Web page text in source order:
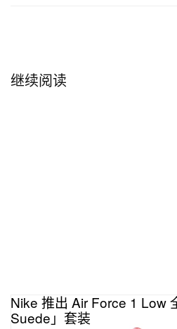
继续阅读
Nike 推出 Air Force 1 Low
Suede」套装